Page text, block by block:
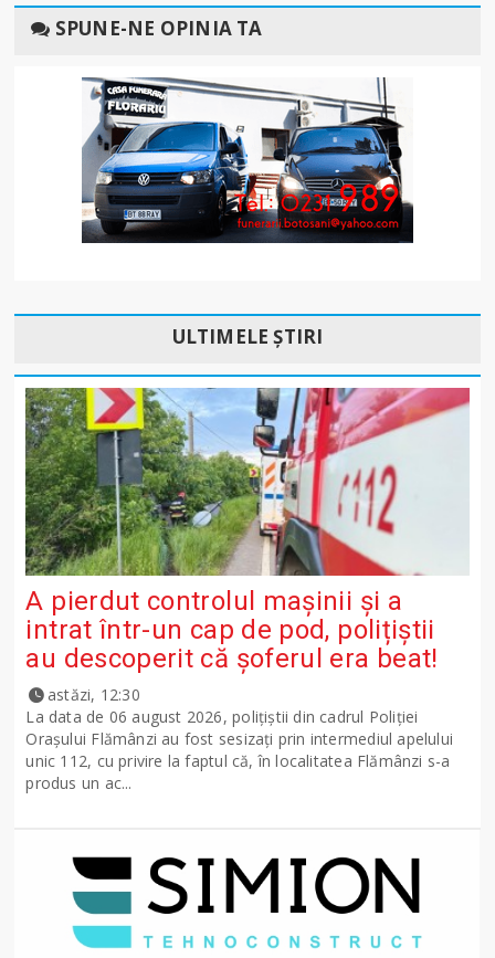
SPUNE-NE OPINIA TA
ULTIMELE ȘTIRI
A pierdut controlul mașinii și a
intrat într-un cap de pod, polițiștii
au descoperit că șoferul era beat!
astăzi, 12:30
La data de 06 august 2026, polițiștii din cadrul Poliției
Orașului Flămânzi au fost sesizați prin intermediul apelului
unic 112, cu privire la faptul că, în localitatea Flămânzi s-a
produs un ac...